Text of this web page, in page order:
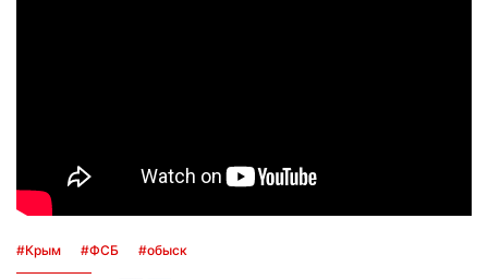
#Крым #ФСБ #обыск